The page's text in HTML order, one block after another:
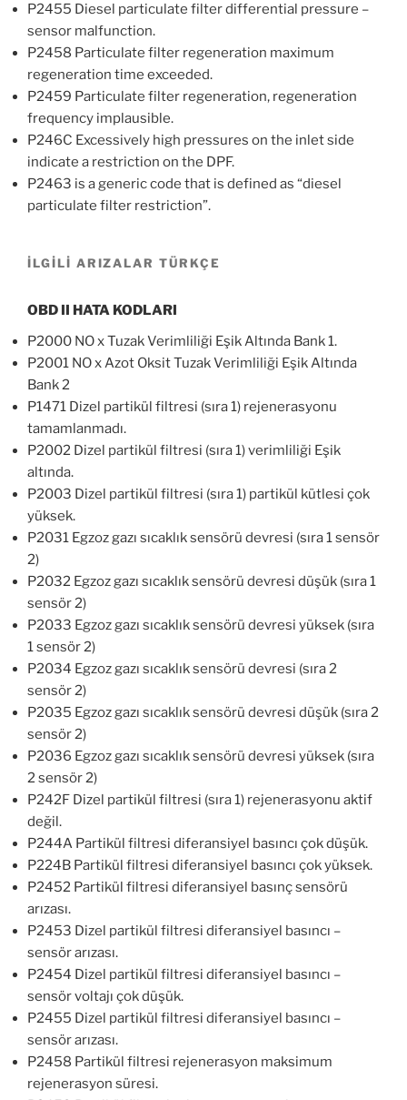
P2455 Diesel particulate filter differential pressure –
sensor malfunction.
P2458 Particulate filter regeneration maximum
regeneration time exceeded.
P2459 Particulate filter regeneration, regeneration
frequency implausible.
P246C Excessively high pressures on the inlet side
indicate a restriction on the DPF.
P2463 is a generic code that is defined as “diesel
particulate filter restriction”.
İLGİLİ ARIZALAR TÜRKÇE
OBD II HATA KODLARI
P2000 NO x Tuzak Verimliliği Eşik Altında Bank 1.
P2001 NO x Azot Oksit Tuzak Verimliliği Eşik Altında
Bank 2
P1471 Dizel partikül filtresi (sıra 1) rejenerasyonu
tamamlanmadı.
P2002 Dizel partikül filtresi (sıra 1) verimliliği Eşik
altında.
P2003 Dizel partikül filtresi (sıra 1) partikül kütlesi çok
yüksek.
P2031 Egzoz gazı sıcaklık sensörü devresi (sıra 1 sensör
2)
P2032 Egzoz gazı sıcaklık sensörü devresi düşük (sıra 1
sensör 2)
P2033 Egzoz gazı sıcaklık sensörü devresi yüksek (sıra
1 sensör 2)
P2034 Egzoz gazı sıcaklık sensörü devresi (sıra 2
sensör 2)
P2035 Egzoz gazı sıcaklık sensörü devresi düşük (sıra 2
sensör 2)
P2036 Egzoz gazı sıcaklık sensörü devresi yüksek (sıra
2 sensör 2)
P242F Dizel partikül filtresi (sıra 1) rejenerasyonu aktif
değil.
P244A Partikül filtresi diferansiyel basıncı çok düşük.
P224B Partikül filtresi diferansiyel basıncı çok yüksek.
P2452 Partikül filtresi diferansiyel basınç sensörü
arızası.
P2453 Dizel partikül filtresi diferansiyel basıncı –
sensör arızası.
P2454 Dizel partikül filtresi diferansiyel basıncı –
sensör voltajı çok düşük.
P2455 Dizel partikül filtresi diferansiyel basıncı –
sensör arızası.
P2458 Partikül filtresi rejenerasyon maksimum
rejenerasyon süresi.